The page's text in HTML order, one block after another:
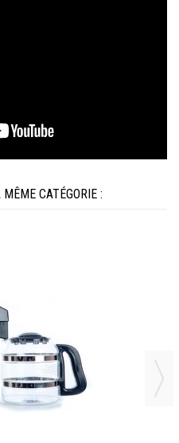
CATÉGORIE :